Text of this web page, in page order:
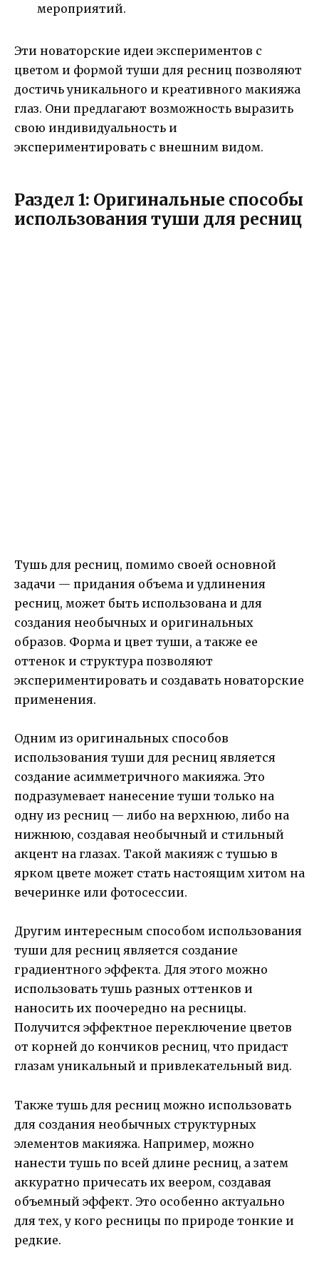
мероприятий.
Эти новаторские идеи экспериментов с
цветом и формой туши для ресниц позволяют
достичь уникального и креативного макияжа
глаз. Они предлагают возможность выразить
свою индивидуальность и
экспериментировать с внешним видом.
Раздел 1: Оригинальные способы
использования туши для ресниц
Тушь для ресниц, помимо своей основной
задачи — придания объема и удлинения
ресниц, может быть использована и для
создания необычных и оригинальных
образов. Форма и цвет туши, а также ее
оттенок и структура позволяют
экспериментировать и создавать новаторские
применения.
Одним из оригинальных способов
использования туши для ресниц является
создание асимметричного макияжа. Это
подразумевает нанесение туши только на
одну из ресниц — либо на верхнюю, либо на
нижнюю, создавая необычный и стильный
акцент на глазах. Такой макияж с тушью в
ярком цвете может стать настоящим хитом на
вечеринке или фотосессии.
Другим интересным способом использования
туши для ресниц является создание
градиентного эффекта. Для этого можно
использовать тушь разных оттенков и
наносить их поочередно на ресницы.
Получится эффектное переключение цветов
от корней до кончиков ресниц, что придаст
глазам уникальный и привлекательный вид.
Также тушь для ресниц можно использовать
для создания необычных структурных
элементов макияжа. Например, можно
нанести тушь по всей длине ресниц, а затем
аккуратно причесать их веером, создавая
объемный эффект. Это особенно актуально
для тех, у кого ресницы по природе тонкие и
редкие.